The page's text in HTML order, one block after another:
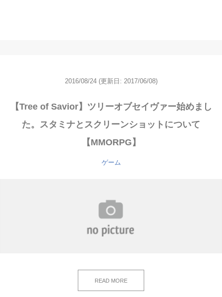
2016/08/24 (更新日: 2017/06/08)
【Tree of Savior】ツリーオブセイヴァー始めまし
た。スタミナとスクリーンショットについて
【MMORPG】
ゲーム
READ MORE